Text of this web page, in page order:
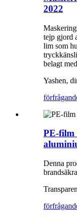
2022
tejp gjord
lim som
belagt
Yashen,
förfrågan
PE-film
Denna
förfrågan